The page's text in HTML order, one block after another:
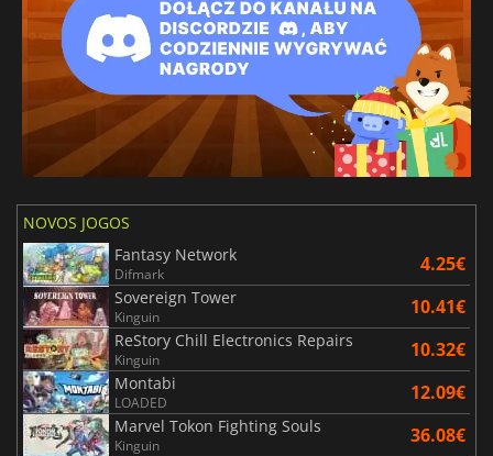
NOVOS JOGOS
Fantasy Network
Difmark 4.25€
Sovereign Tower
Kinguin 10.41€
ReStory Chill Electronics Repairs
Kinguin 10.32€
Montabi
LOADED 12.09€
Marvel Tokon Fighting Souls
Kinguin 36.08€